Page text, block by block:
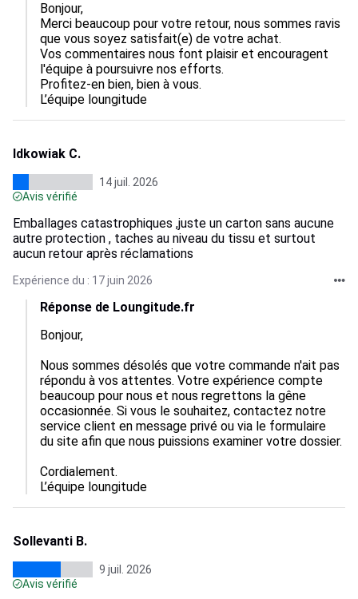
Bonjour,
Merci beaucoup pour votre retour, nous sommes ravis
que vous soyez satisfait(e) de votre achat.
Vos commentaires nous font plaisir et encouragent
l'équipe à poursuivre nos efforts.
Profitez-en bien, bien à vous.
L’équipe loungitude
Idkowiak C.
14 juil. 2026
Avis vérifié
Emballages catastrophiques ,juste un carton sans aucune
autre protection , taches au niveau du tissu et surtout
aucun retour après réclamations
Expérience du : 17 juin 2026
Réponse de Loungitude.fr
Bonjour,
Nous sommes désolés que votre commande n'ait pas
répondu à vos attentes. Votre expérience compte
beaucoup pour nous et nous regrettons la gêne
occasionnée. Si vous le souhaitez, contactez notre
service client en message privé ou via le formulaire
du site afin que nous puissions examiner votre dossier.
Cordialement.
L’équipe loungitude
Sollevanti B.
9 juil. 2026
Avis vérifié